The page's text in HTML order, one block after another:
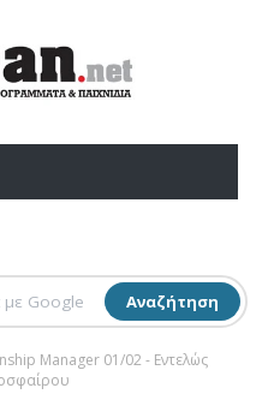
Αναζήτηση
Manager 01/02 - Εντελώς